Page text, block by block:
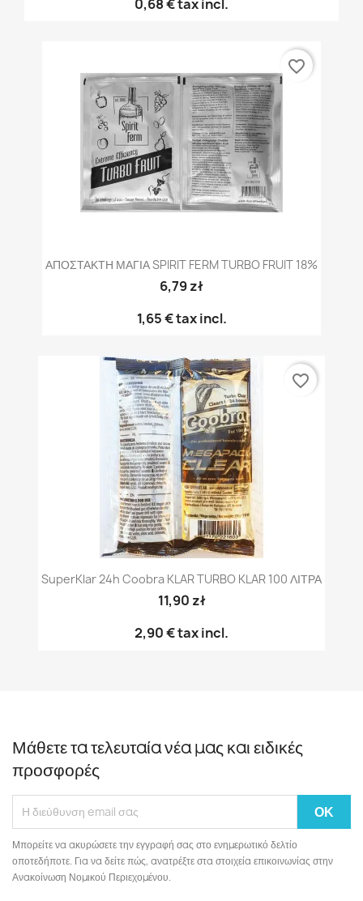
0,68 €tax incl.
ΑΠΟΣΤΑΚΤΗ ΜΑΓΙΑ SPIRIT FERM TURBO FRUIT 18%
6,79 zł
1,65 €tax incl.
favorite_border
SuperKlar 24h Coobra KLAR TURBO KLAR 100 ΛΙΤΡΑ
11,90 zł
2,90 €tax incl.
favorite_border
Μάθετε τα τελευταία νέα μας και ειδικές
προσφορές
Μπορείτε να ακυρώσετε την εγγραφή σας στο ενημερωτικό δελτίο
οποτεδήποτε. Για να δείτε πώς, ανατρέξτε στα στοιχεία επικοινωνίας στην
Ανακοίνωση Νομικού Περιεχομένου.